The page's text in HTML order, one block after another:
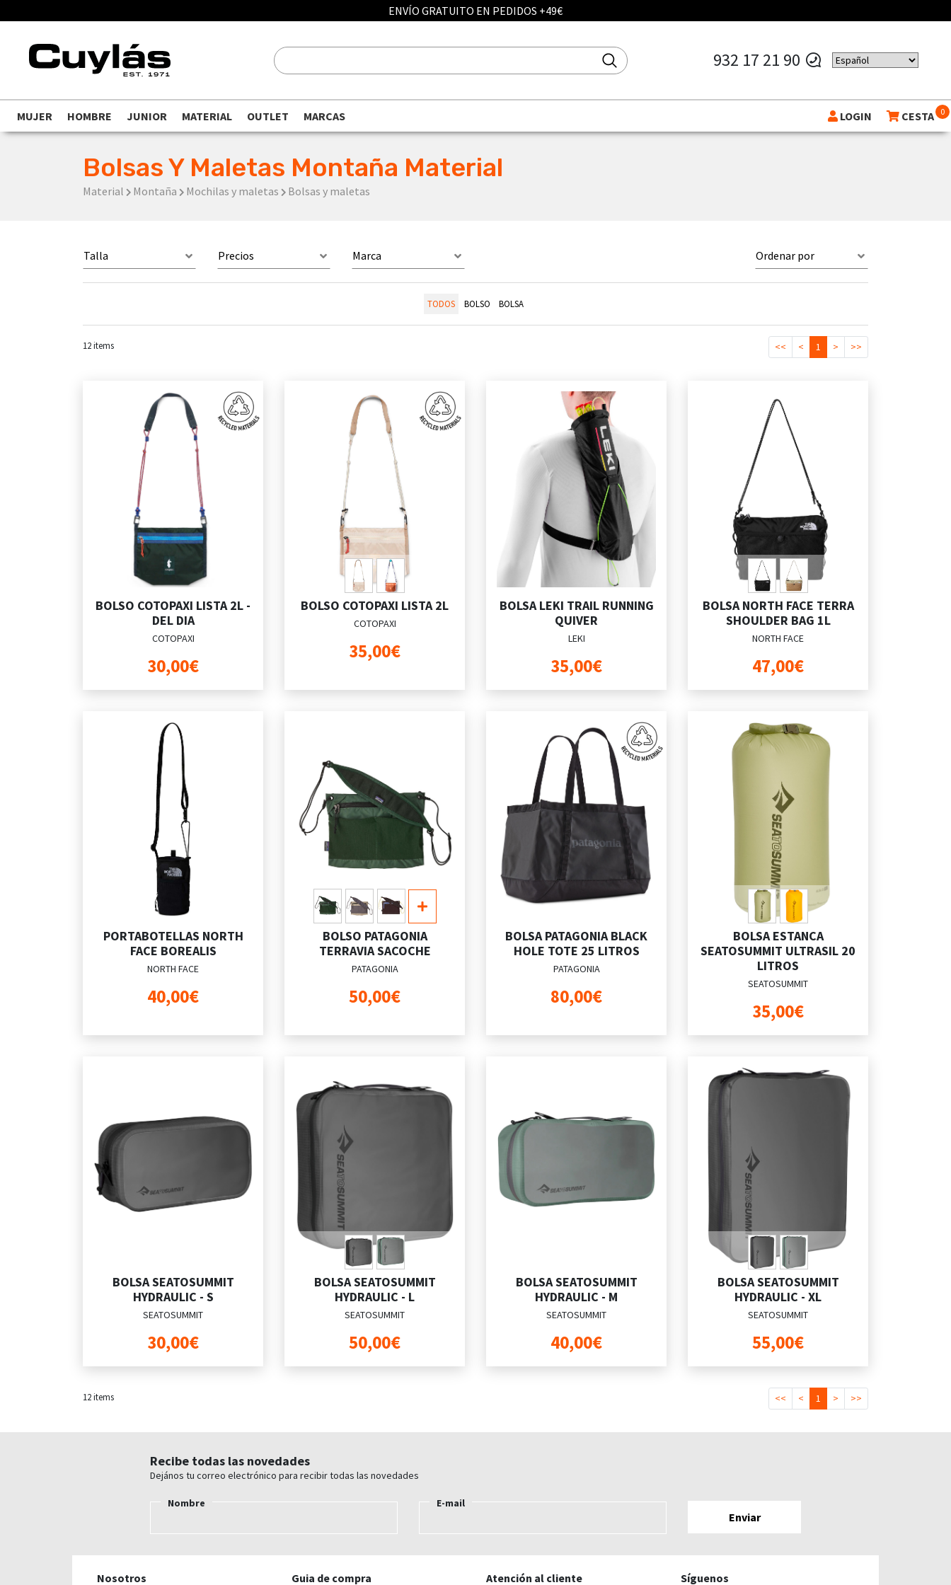
ENVÍO GRATUITO EN PEDIDOS +49€
932 17 21 90
MUJER HOMBRE JUNIOR MATERIAL OUTLET MARCAS LOGIN CESTA 0
Bolsas Y Maletas Montaña Material
Material Montaña Mochilas y maletas Bolsas y maletas
Talla Precios Marca Ordenar por
TODOS BOLSO BOLSA
12items << < 1 > >>
BOLSO COTOPAXI LISTA 2L -
DEL DIA
COTOPAXI
30,00€
BOLSO COTOPAXI LISTA 2L
COTOPAXI
35,00€
BOLSA LEKI TRAIL RUNNING
QUIVER
LEKI
35,00€
BOLSA NORTH FACE TERRA
SHOULDER BAG 1L
NORTH FACE
47,00€
PORTABOTELLAS NORTH
FACE BOREALIS
NORTH FACE
40,00€
BOLSO PATAGONIA
TERRAVIA SACOCHE
PATAGONIA
50,00€
BOLSA PATAGONIA BLACK
HOLE TOTE 25 LITROS
PATAGONIA
80,00€
BOLSA ESTANCA
SEATOSUMMIT ULTRASIL 20
LITROS
SEATOSUMMIT
35,00€
BOLSA SEATOSUMMIT
HYDRAULIC - S
SEATOSUMMIT
30,00€
BOLSA SEATOSUMMIT
HYDRAULIC - L
SEATOSUMMIT
50,00€
BOLSA SEATOSUMMIT
HYDRAULIC - M
SEATOSUMMIT
40,00€
BOLSA SEATOSUMMIT
HYDRAULIC - XL
SEATOSUMMIT
55,00€
12items << < 1 > >>
Recibe todas las novedades
Dejános tu correo electrónico para recibir todas las novedades
Nombre E-mail
Nosotros Guia de compra Atención al cliente Síguenos